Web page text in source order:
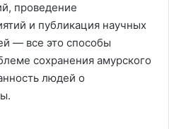
проведение
и публикация научных
— все это способы
сохранения амурского
людей о